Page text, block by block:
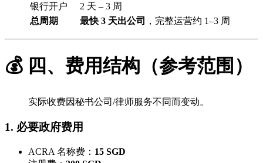
银行开户
2 天 – 3 周
总周期
最快 3 天出公司 ，完整运营约 1–3 周
💰 四、费用结构（参考范围）
实际收费因秘书公司/律师服务不同而变动。
1. 必要政府费用
ACRA 名称费： 15 SGD